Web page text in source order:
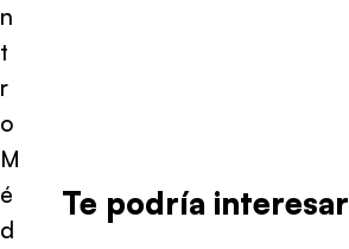
n
t
r
o
M
é
d
Te podría interesar